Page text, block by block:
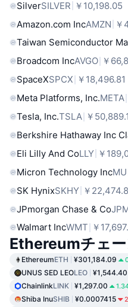
SilverSILVER ￥10,198.05
Amazon.com IncAMZN
Taiwan Semiconductor
Broadcom IncAVGO ￥
SpaceXSPCX ￥18,496.81
Meta Platforms, Inc.META
Tesla, Inc.TSLA ￥
Berkshire Hathaway Inc
Eli Lilly And CoLLY ￥
Micron Technology IncMU
SK HynixSKHY ￥
JPmorgan Chase & Co
Walmart IncWMT ￥
Ethereumチェ
EthereumETH ¥301,184.09
UNUS SED LEOLEO ¥1,544.40
ChainlinkLINK ¥1,297.00
Shiba InuSHIB ¥0.0007415